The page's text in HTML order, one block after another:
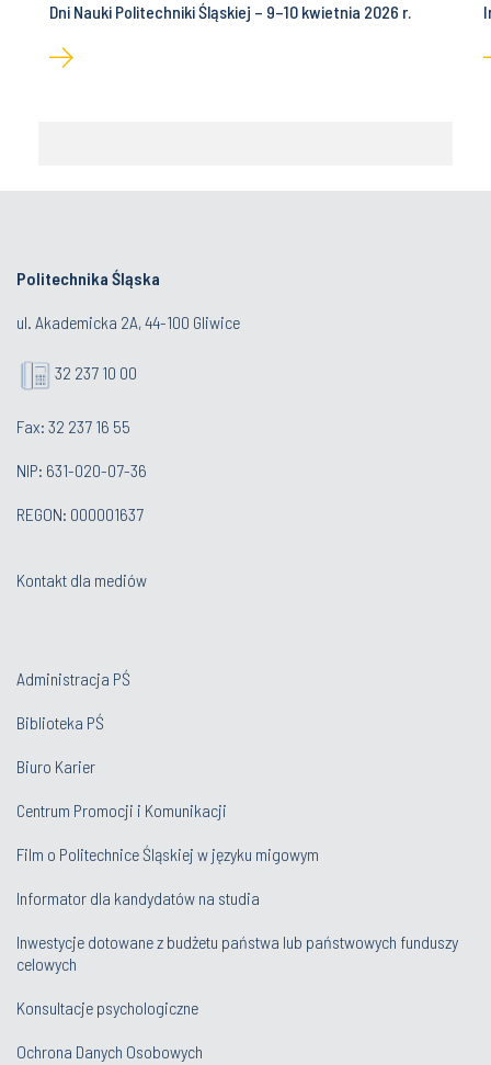
Dni Nauki Politechniki Śląskiej – 9–10 kwietnia 2026 r.
Politechnika Śląska
ul. Akademicka 2A, 44-100 Gliwice
32 237 10 00
Fax: 32 237 16 55
NIP: 631-020-07-36
REGON: 000001637
Kontakt dla mediów
Administracja PŚ
Biblioteka PŚ
Biuro Karier
Centrum Promocji i Komunikacji
Film o Politechnice Śląskiej w języku migowym
Informator dla kandydatów na studia
Inwestycje dotowane z budżetu państwa lub państwowych funduszy
celowych
Konsultacje psychologiczne
Ochrona Danych Osobowych